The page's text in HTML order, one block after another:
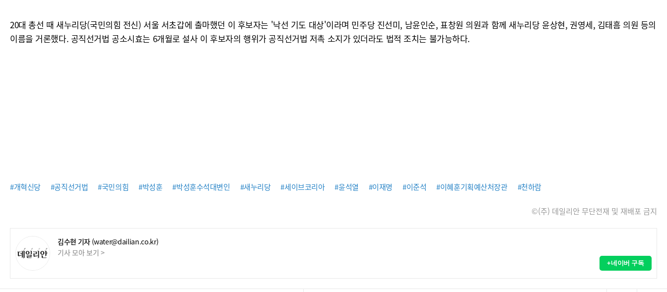
20대 총선 때 새누리당(국민의힘 전신) 서울 서초갑에 출마했던 이 후보자는 '낙선 기도 대상'이라며 민주당 진선미, 남윤인순, 표창원 의원과 함께 새누리당 윤상현, 권영세, 김태흠 의원 등의
이름을 거론했다. 공직선거법 공소시효는 6개월로 설사 이 후보자의 행위가 공직선거법 저촉 소지가 있더라도 법적 조치는 불가능하다.
#개혁신당 #공직선거법 #국민의힘 #박성훈 #박성훈수석대변인 #새누리당 #세이브코리아 #윤석열 #이재명 #이준석 #이혜훈기획예산처장관 #천하람
©(주) 데일리안 무단전재 및 재배포 금지
김수현 기자 (water@dailian.co.kr)
기사 모아 보기 >
+네이버 구독